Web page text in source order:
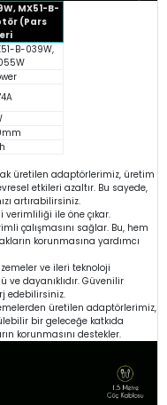
MX51-B-
(Pars
B-039W,
üretilen adaptörlerimiz, üretim
etkileri azaltır. Bu sayede,
artırabilirsiniz.
verimliliği ile öne çıkar.
çalışmasını sağlar. Bu, hem
korunmasına yardımcı
ve ileri teknoloji
dayanıklıdır. Güvenilir
edebilirsiniz.
üretilen adaptörlerimiz,
bir geleceğe katkıda
korunmasını destekler.